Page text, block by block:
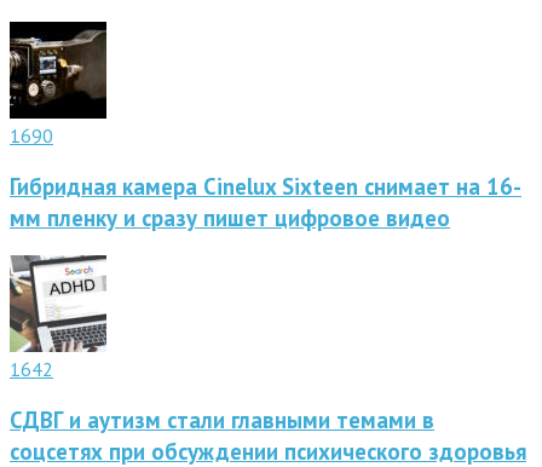
1690
Гибридная камера Cinelux Sixteen снимает на 16-
мм пленку и сразу пишет цифровое видео
1642
СДВГ и аутизм стали главными темами в
соцсетях при обсуждении психического здоровья